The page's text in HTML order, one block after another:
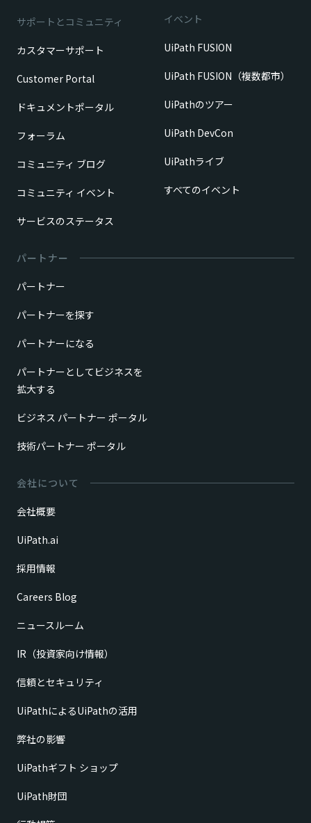
サポートとコミュニティ
カスタマーサポート
Customer Portal
ドキュメントポータル
フォーラム
コミュニティ ブログ
コミュニティ イベント
サービスのステータス
イベント
UiPath FUSION
UiPath FUSION（複数都市）
UiPathのツアー
UiPath DevCon
UiPathライブ
すべてのイベント
パートナー
パートナー
パートナーを探す
パートナーになる
パートナーとしてビジネスを
拡大する
ビジネス パートナー ポータル
技術パートナー ポータル
会社について
会社概要
UiPath.ai
採用情報
Careers Blog
ニュースルーム
IR（投資家向け情報）
信頼とセキュリティ
UiPathによるUiPathの活用
弊社の影響
UiPathギフト ショップ
UiPath財団